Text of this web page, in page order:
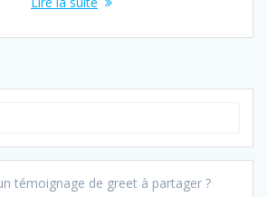
témoignage de greet à partager ?